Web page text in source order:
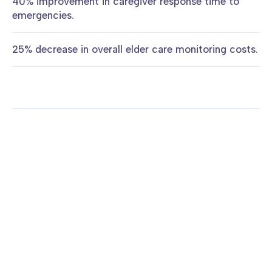
emergencies.
25% decrease in overall elder care monitoring costs.